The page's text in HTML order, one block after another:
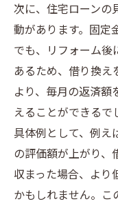
次に、住宅ローンの
動があります。固定
でも、リフォーム
あるため、借り換
より、毎月の返済
えることができるで
具体例として、例え
の評価額が上がり、
収まった場合、より
かもしれません。こ